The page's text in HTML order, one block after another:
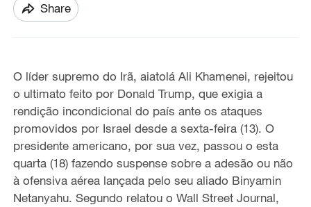
Share
O líder supremo do Irã, aiatolá Ali Khamenei, rejeitou
o ultimato feito por Donald Trump, que exigia a
rendição incondicional do país ante os ataques
promovidos por Israel desde a sexta-feira (13). O
presidente americano, por sua vez, passou o esta
quarta (18) fazendo suspense sobre a adesão ou não
à ofensiva aérea lançada pelo seu aliado Binyamin
Netanyahu. Segundo relatou o Wall Street Journal,